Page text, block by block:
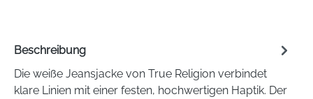
Beschreibung
Die weiße Jeansjacke von True Religion verbindet
klare Linien mit einer festen, hochwertigen Haptik. Der